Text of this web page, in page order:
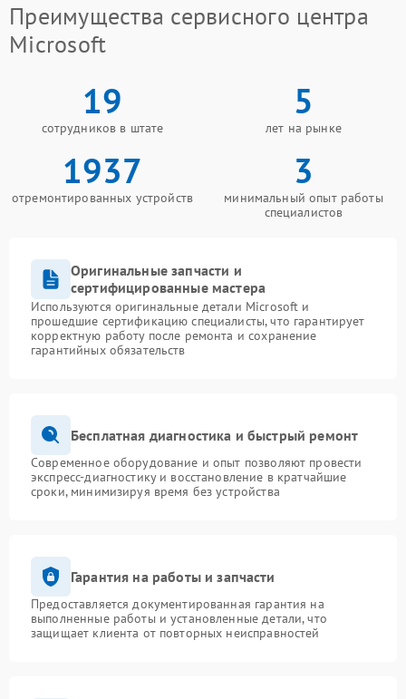
Преимущества сервисного центра
Microsoft
19
сотрудников в штате
5
лет на рынке
1937
отремонтированных устройств
3
минимальный опыт работы
специалистов
Оригинальные запчасти и
сертифицированные мастера
Используются оригинальные детали Microsoft и
прошедшие сертификацию специалисты, что гарантирует
корректную работу после ремонта и сохранение
гарантийных обязательств
Бесплатная диагностика и быстрый ремонт
Современное оборудование и опыт позволяют провести
экспресс-диагностику и восстановление в кратчайшие
сроки, минимизируя время без устройства
Гарантия на работы и запчасти
Предоставляется документированная гарантия на
выполненные работы и установленные детали, что
защищает клиента от повторных неисправностей